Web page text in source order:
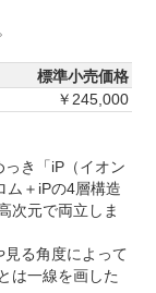
標準小売価格
￥245,000
き「iP（イオン
ム＋iPの4層構造
次元で両立しま
る角度によって
は一線を画した